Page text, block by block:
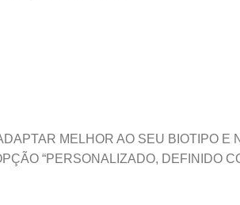
MELHOR AO SEU BIOTIPO E
“PERSONALIZADO, DEFINIDO